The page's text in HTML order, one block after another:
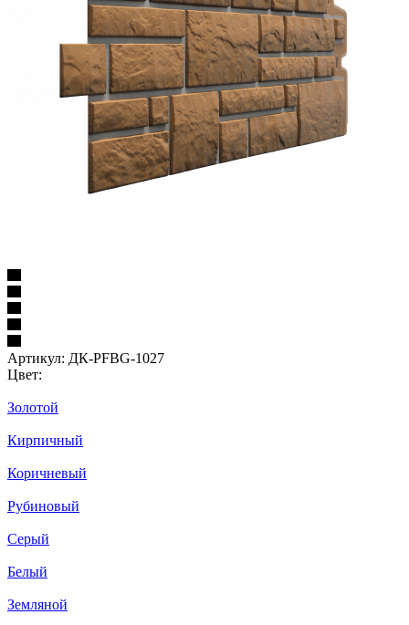
Артикул: ДК-PFBG-1027
Цвет:
Золотой
Кирпичный
Коричневый
Рубиновый
Серый
Белый
Земляной